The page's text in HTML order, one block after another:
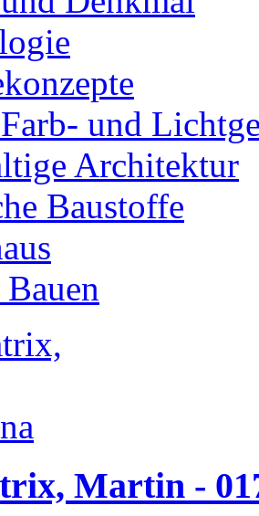
und
Architektur
Baustoffe
Martin -